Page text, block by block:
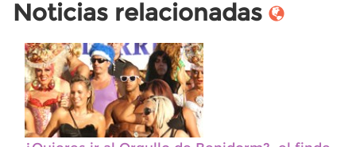
Noticias relacionadas